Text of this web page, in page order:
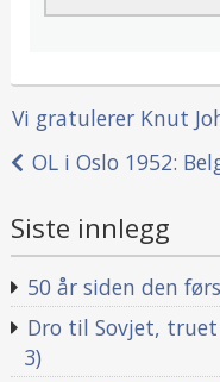
Vi gratulerer Knut
OL i Oslo 1952:
Siste innlegg
50 år siden den
Dro til Sovjet,
3)